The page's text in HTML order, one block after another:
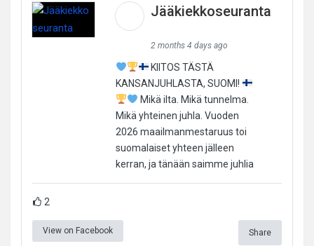
Jääkiekkoseuranta
2 months 4 days ago
KIITOS TÄSTÄ
KANSANJUHLASTA, SUOMI!
Mikä ilta. Mikä tunnelma.
Mikä yhteinen juhla. Vuoden
2026 maailmanmestaruus toi
suomalaiset yhteen jälleen
kerran, ja tänään saimme juhlia
2
View on Facebook Share